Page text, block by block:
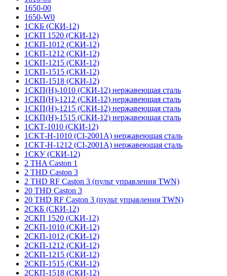
1650-00
1650-W0
1СКБ (СКИ-12)
1СКП 1520 (СКИ-12)
1СКП-1012 (СКИ-12)
1СКП-1212 (СКИ-12)
1СКП-1215 (СКИ-12)
1СКП-1515 (СКИ-12)
1СКП-1518 (СКИ-12)
1СКП(Н)-1010 (СКИ-12) нержавеющая сталь
1СКП(Н)-1212 (СКИ-12) нержавеющая сталь
1СКП(Н)-1215 (СКИ-12) нержавеющая сталь
1СКП(Н)-1515 (СКИ-12) нержавеющая сталь
1СКТ-1010 (СКИ-12)
1СКТ-Н-1010 (CI-2001A) нержавеющая сталь
1СКТ-Н-1212 (CI-2001A) нержавеющая сталь
1СКУ (СКИ-12)
2 THA Caston 1
2 THD Caston 3
2 THD RF Caston 3 (пульт управления TWN)
20 THD Caston 3
20 THD RF Caston 3 (пульт управления TWN)
2СКБ (СКИ-12)
2СКП 1520 (СКИ-12)
2СКП-1010 (СКИ-12)
2СКП-1012 (СКИ-12)
2СКП-1212 (СКИ-12)
2СКП-1215 (СКИ-12)
2СКП-1515 (СКИ-12)
2СКП-1518 (СКИ-12)